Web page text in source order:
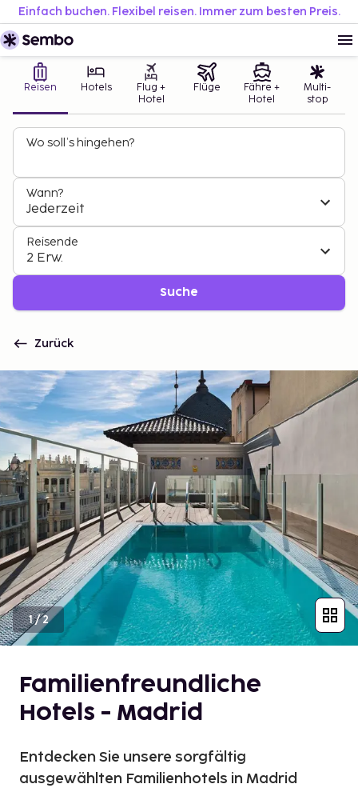
Einfach buchen. Flexibel reisen. Immer zum besten Preis.
Reisen Hotels
Flug +
Hotel
Flüge
Fähre +
Hotel
Multi-
stop
Wo soll’s hingehen?
Wann?
Jederzeit
Reisende
2 Erw.
Suche
Zurück
1/2
Familienfreundliche
Hotels - Madrid
Entdecken Sie unsere sorgfältig
ausgewählten Familienhotels in Madrid